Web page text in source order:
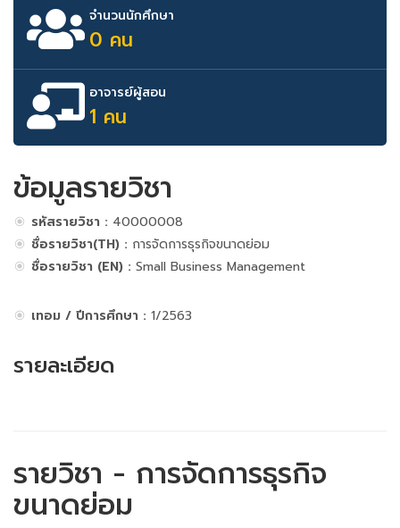
จำนวนนักศึกษา
0 คน
อาจารย์ผู้สอน
1 คน
ข้อมูลรายวิชา
รหัสรายวิชา : 40000008
ชื่อรายวิชา(TH) : การจัดการธุรกิจขนาดย่อม
ชื่อรายวิชา (EN) : Small Business Management
เทอม / ปีการศึกษา : 1/2563
รายละเอียด
รายวิชา - การจัดการธุรกิจ
ขนาดย่อม